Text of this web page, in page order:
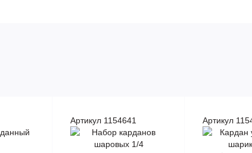
Артикул 1154641 Артикул